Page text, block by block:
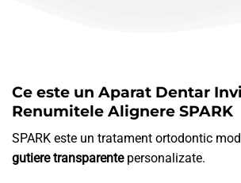
Ce este un Aparat Dentar
Renumitele Alignere SPARK
SPARK este un tratament ortodontic
gutiere transparentepersonalizate.